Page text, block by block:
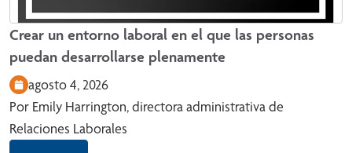
Crear un entorno laboral en el que las personas
puedan desarrollarse plenamente
agosto 4, 2026
Por Emily Harrington, directora administrativa de
Relaciones Laborales